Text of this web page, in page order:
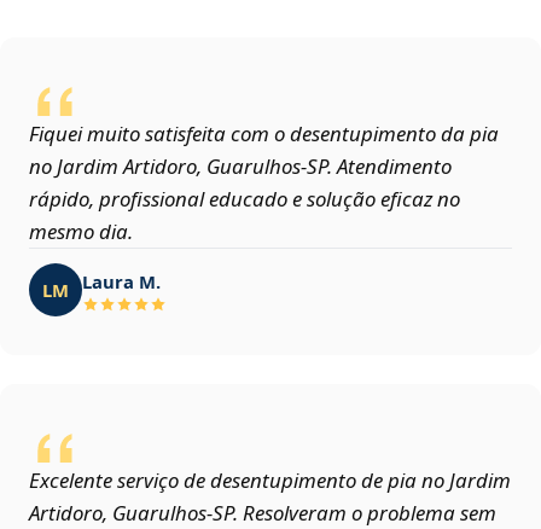
Fiquei muito satisfeita com o desentupimento da pia
no Jardim Artidoro, Guarulhos‑SP. Atendimento
rápido, profissional educado e solução eficaz no
mesmo dia.
LM Laura M.
Excelente serviço de desentupimento de pia no Jardim
Artidoro, Guarulhos‑SP. Resolveram o problema sem